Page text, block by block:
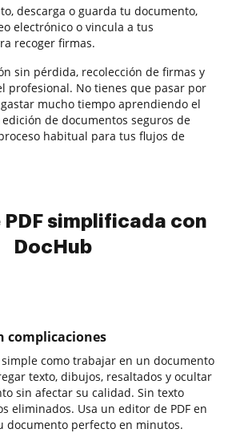
descarga o guarda tu documento,
electrónico o vincula a tus
recoger firmas.
sin pérdida, recolección de firmas y
profesional. No tienes que pasar por
mucho tiempo aprendiendo el
de documentos seguros de
habitual para tus flujos de
PDF simplificada con
DocHub
complicaciones
simple como trabajar en un documento
texto, dibujos, resaltados y ocultar
sin afectar su calidad. Sin texto
eliminados. Usa un editor de PDF en
documento perfecto en minutos.